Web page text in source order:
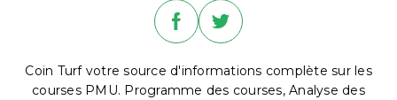
Coin Turf votre source d'informations complète sur les
courses PMU. Programme des courses, Analyse des